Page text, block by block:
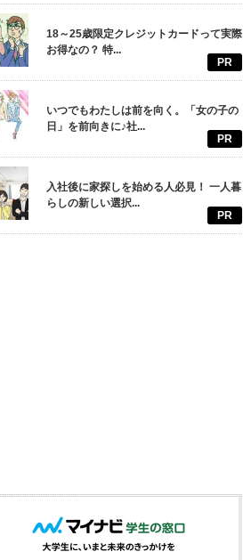
18～25歳限定クレジットカードって実際
お得なの？ 特...
PR
いつでもわたしは前を向く。「女の子の
日」を前向きに♪社...
PR
入社後に家探しを始める人必見！ 一人暮
らしの新しい選択...
PR